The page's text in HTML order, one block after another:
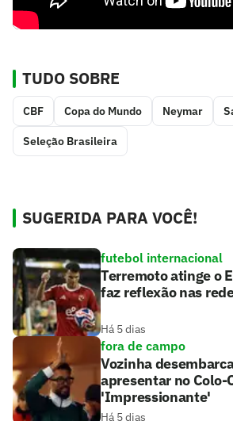
TUDO SOBRE
CBF Copa do Mundo Neymar
Seleção Brasileira
SUGERIDA PARA VOCÊ!
futebol internacional
Terremoto atinge o
faz reflexão nas
Há 5 dias
fora de campo
Vozinha
apresentar no Colo-
'Impressionante'
Há 5 dias